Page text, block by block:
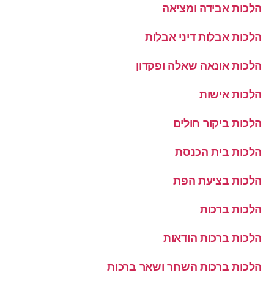
הלכות אבידה ומציאה
הלכות אבלות דיני אבלות
הלכות אונאה שאלה ופקדון
הלכות אישות
הלכות ביקור חולים
הלכות בית הכנסת
הלכות בציעת הפת
הלכות ברכות
הלכות ברכות הודאות
הלכות ברכות השחר ושאר ברכות